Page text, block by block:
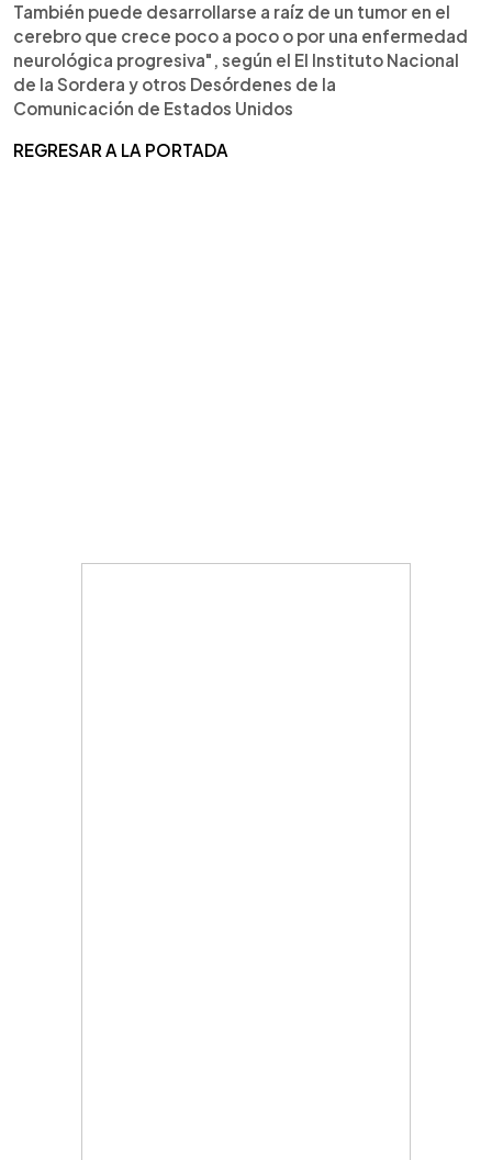
También puede desarrollarse a raíz de un tumor en el
cerebro que crece poco a poco o por una enfermedad
neurológica progresiva", según el El Instituto Nacional
de la Sordera y otros Desórdenes de la
Comunicación de Estados Unidos
REGRESAR A LA PORTADA